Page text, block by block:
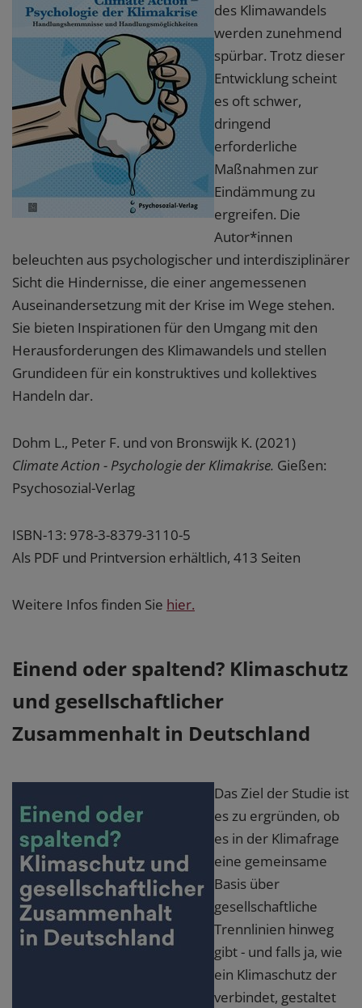
des Klimawandels
werden zunehmend
spürbar. Trotz dieser
Entwicklung scheint
es oft schwer,
dringend
erforderliche
Maßnahmen zur
Eindämmung zu
ergreifen. Die
Autor*innen
beleuchten aus psychologischer und interdisziplinärer
Sicht die Hindernisse, die einer angemessenen
Auseinandersetzung mit der Krise im Wege stehen.
Sie bieten Inspirationen für den Umgang mit den
Herausforderungen des Klimawandels und stellen
Grundideen für ein konstruktives und kollektives
Handeln dar.
Dohm L., Peter F. und von Bronswijk K. (2021)
Climate Action - Psychologie der Klimakrise. Gießen:
Psychosozial-Verlag
ISBN-13: 978-3-8379-3110-5
Als PDF und Printversion erhältlich, 413 Seiten
Weitere Infos finden Sie hier.
Einend oder spaltend? Klimaschutz
und gesellschaftlicher
Zusammenhalt in Deutschland
Das Ziel der Studie ist
es zu ergründen, ob
es in der Klimafrage
eine gemeinsame
Basis über
gesellschaftliche
Trennlinien hinweg
gibt - und falls ja, wie
ein Klimaschutz der
verbindet, gestaltet